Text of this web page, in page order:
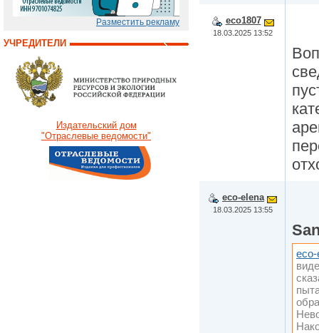
Разместить рекламу
УЧРЕДИТЕЛИ
Издательский дом
"Отраслевые ведомости"
eco1807
18.03.2025 13:52
eco-elena
18.03.2025 13:55
eco-